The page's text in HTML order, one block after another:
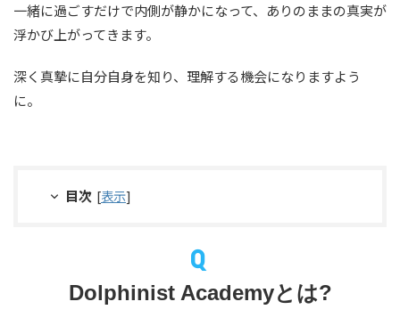
一緒に過ごすだけで内側が静かになって、ありのままの真実が
浮かび上がってきます。
深く真摯に自分自身を知り、理解する機会になりますよう
に。
目次 [表示]
Dolphinist Academyとは?